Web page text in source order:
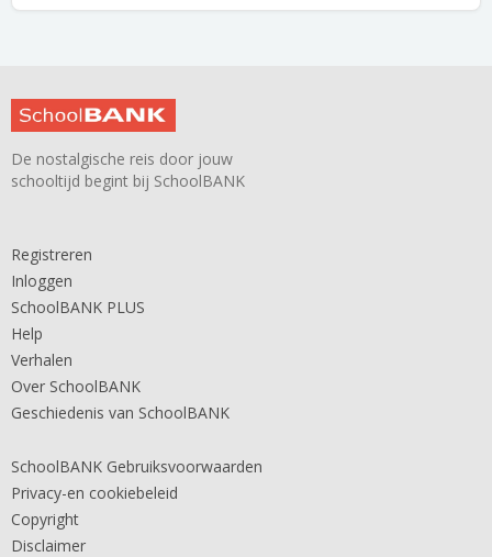
De nostalgische reis door jouw
schooltijd begint bij SchoolBANK
Registreren
Inloggen
SchoolBANK PLUS
Help
Verhalen
Over SchoolBANK
Geschiedenis van SchoolBANK
SchoolBANK Gebruiksvoorwaarden
Privacy-en cookiebeleid
Copyright
Disclaimer